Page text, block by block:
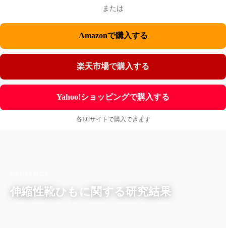
または
Amazonで購入する
楽天市場で購入する
Yahoo!ショッピングで購入する
各ECサイトで購入できます
伸縮性靴ひもに関する研究結果